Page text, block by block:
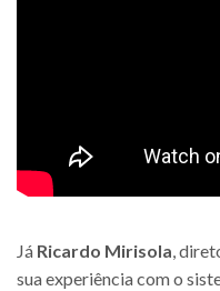
Já Ricardo Mirisola,
sua experiência com o